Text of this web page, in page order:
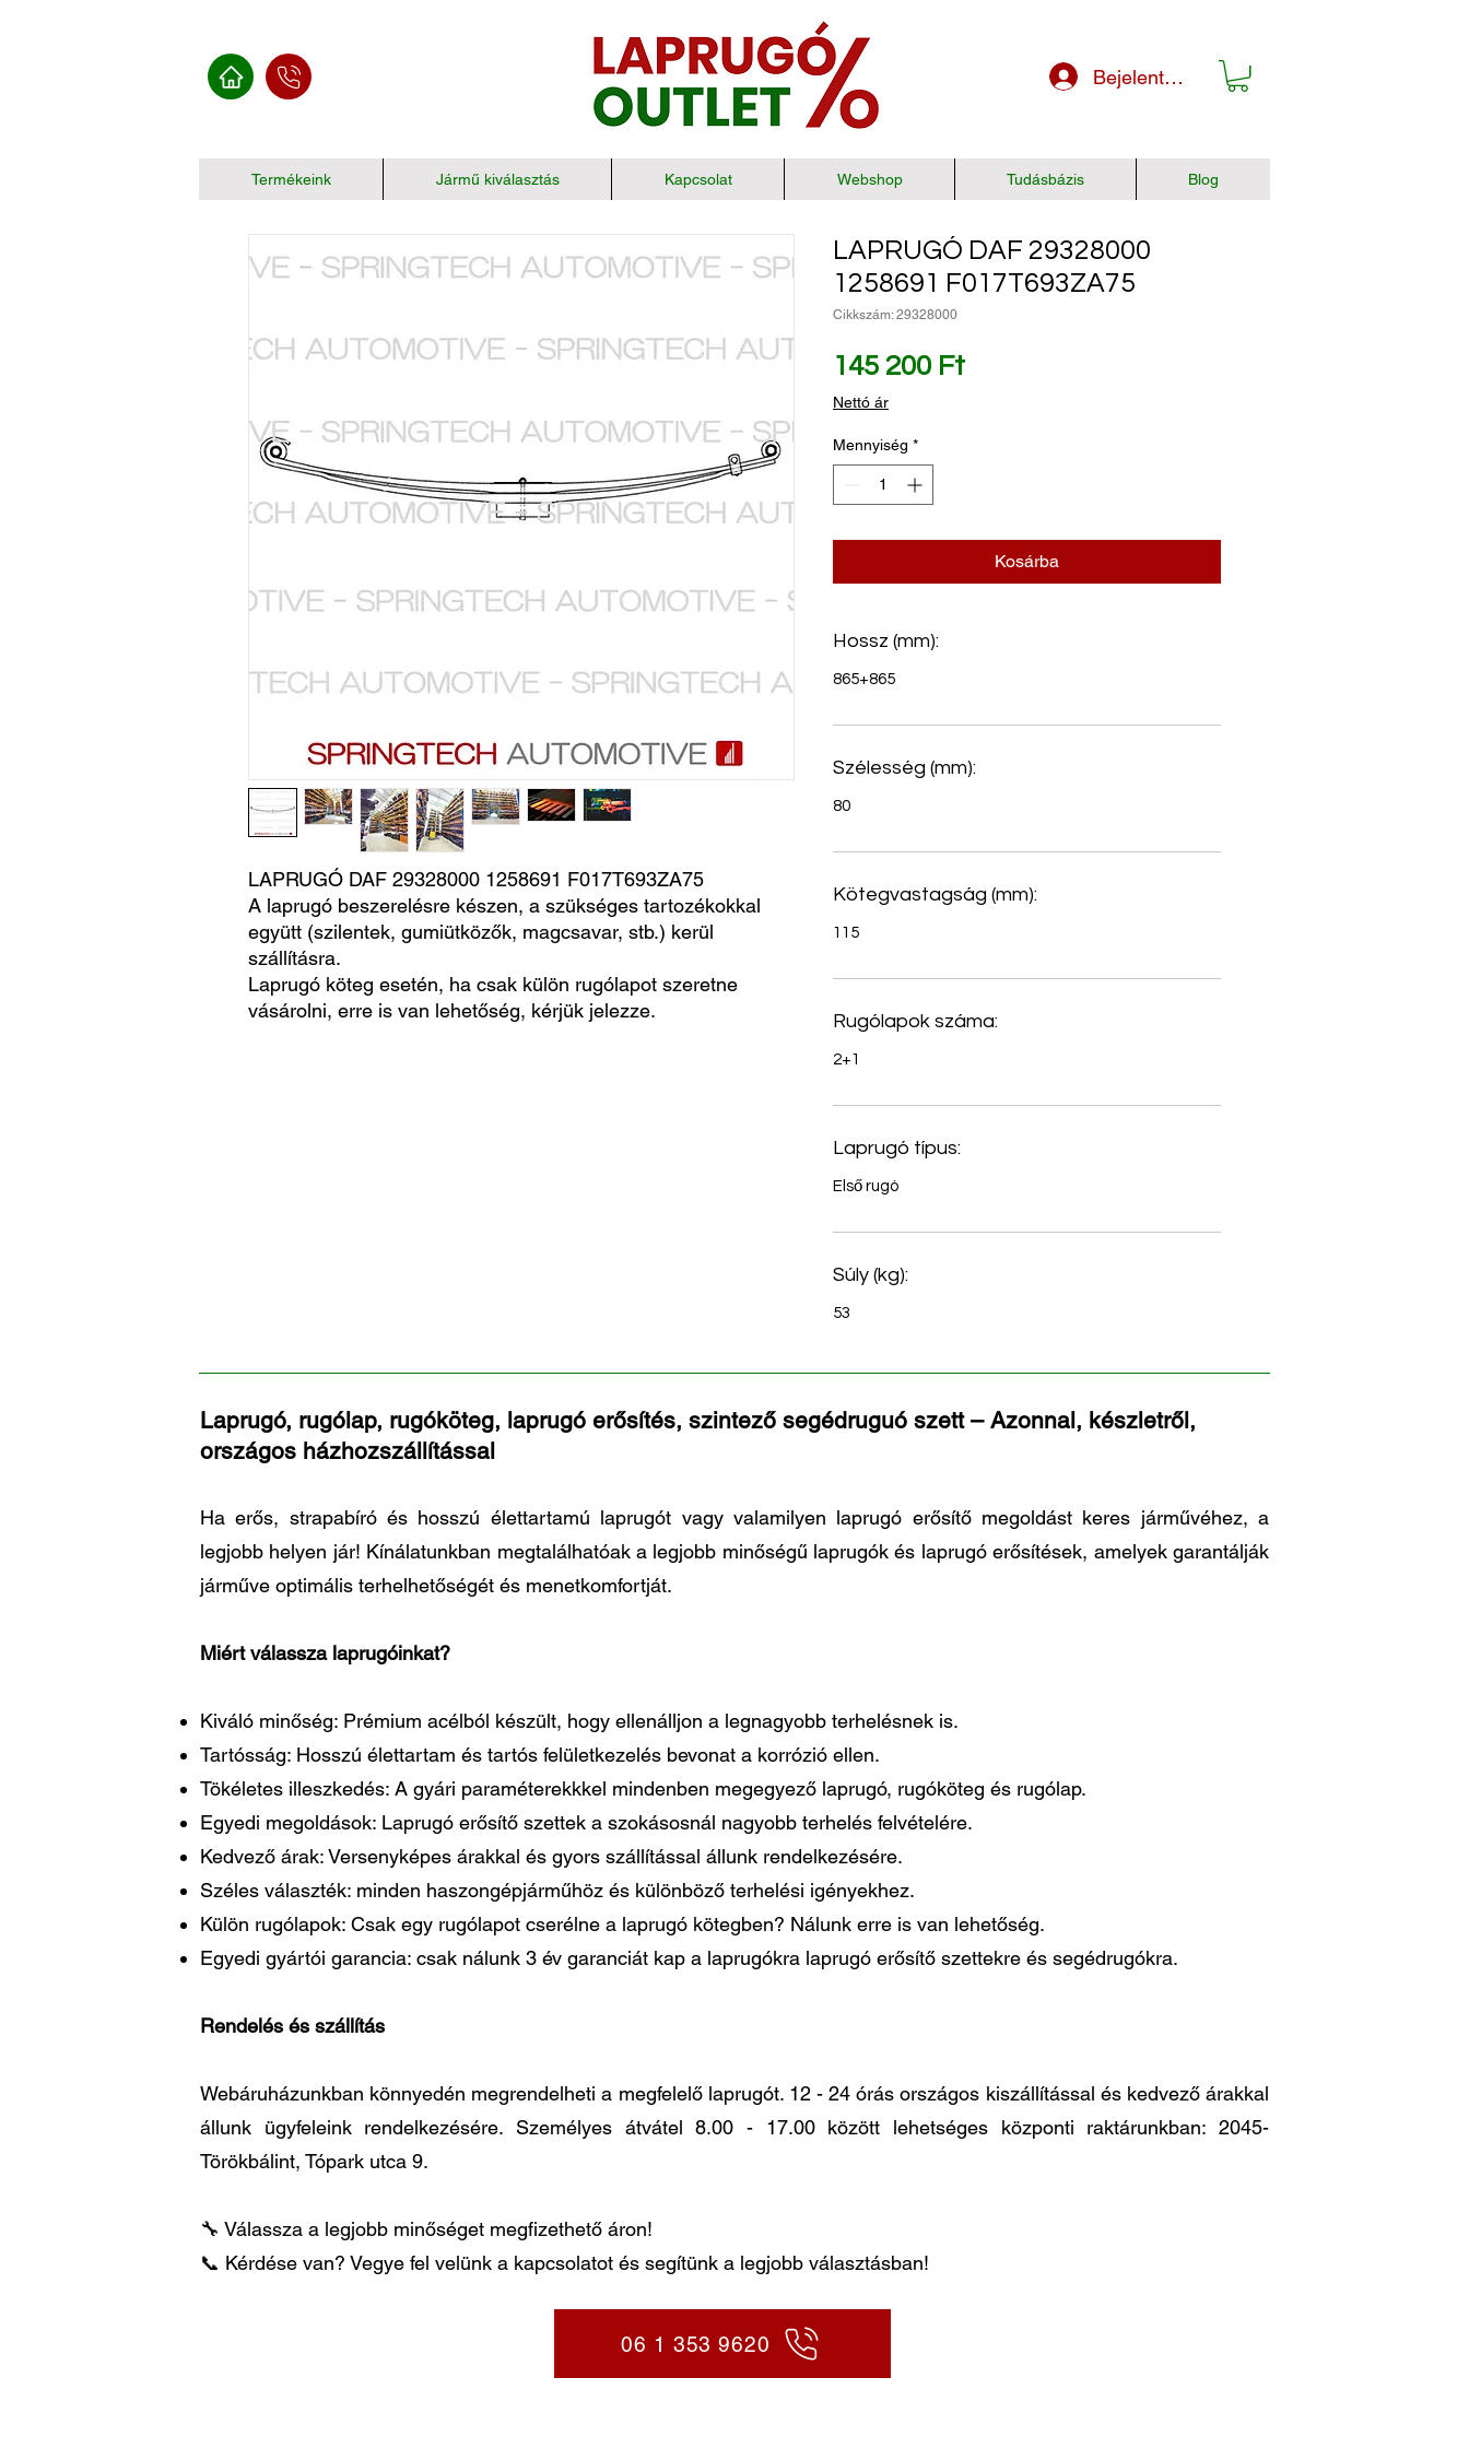
Bejelentkezés
Termékeink Jármű kiválasztás Kapcsolat Webshop Tudásbázis Blog
LAPRUGÓ DAF 29328000 1258691 F017T693ZA75
A laprugó beszerelésre készen, a szükséges tartozékokkal
együtt (szilentek, gumiütközők, magcsavar, stb.) kerül
szállításra.
Laprugó köteg esetén, ha csak külön rugólapot szeretne
vásárolni, erre is van lehetőség, kérjük jelezze.
LAPRUGÓ DAF 29328000
1258691 F017T693ZA75
Cikkszám: 29328000
145 200 FtÁr
Nettó ár
Mennyiség *
Kosárba
Hossz (mm):
865+865
Szélesség (mm):
80
Kötegvastagság (mm):
115
Rugólapok száma:
2+1
Laprugó típus:
Első rugó
Súly (kg):
53
Laprugó, rugólap, rugóköteg, laprugó erősítés, szintező segédruguó szett – Azonnal, készletről,
országos házhozszállítással
Ha erős, strapabíró és hosszú élettartamú laprugót vagy valamilyen laprugó erősítő megoldást keres járművéhez, a
legjobb helyen jár! Kínálatunkban megtalálhatóak a legjobb minőségű laprugók és laprugó erősítések, amelyek garantálják
járműve optimális terhelhetőségét és menetkomfortját.
Miért válassza laprugóinkat?
Kiváló minőség: Prémium acélból készült, hogy ellenálljon a legnagyobb terhelésnek is.
Tartósság: Hosszú élettartam és tartós felületkezelés bevonat a korrózió ellen.
Tökéletes illeszkedés: A gyári paraméterekkkel mindenben megegyező laprugó, rugóköteg és rugólap.
Egyedi megoldások: Laprugó erősítő szettek a szokásosnál nagyobb terhelés felvételére.
Kedvező árak: Versenyképes árakkal és gyors szállítással állunk rendelkezésére.
Széles választék: minden haszongépjárműhöz és különböző terhelési igényekhez.
Külön rugólapok: Csak egy rugólapot cserélne a laprugó kötegben? Nálunk erre is van lehetőség.
Egyedi gyártói garancia: csak nálunk 3 év garanciát kap a laprugókra laprugó erősítő szettekre és segédrugókra.
Rendelés és szállítás
Webáruházunkban könnyedén megrendelheti a megfelelő laprugót. 12 - 24 órás országos kiszállítással és kedvező árakkal
állunk ügyfeleink rendelkezésére. Személyes átvátel 8.00 - 17.00 között lehetséges központi raktárunkban: 2045-
Törökbálint, Tópark utca 9.
🔧 Válassza a legjobb minőséget megfizethető áron!
📞 Kérdése van? Vegye fel velünk a kapcsolatot és segítünk a legjobb választásban!
06 1 353 9620